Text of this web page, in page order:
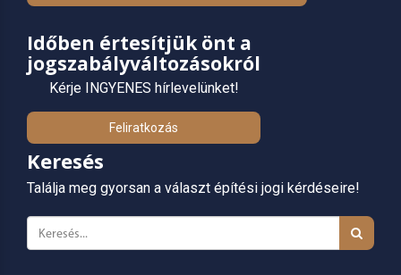
Időben értesítjük önt a
jogszabályváltozásokról
Kérje INGYENES hírlevelünket!
Feliratkozás
Keresés
Találja meg gyorsan a választ építési jogi kérdéseire!